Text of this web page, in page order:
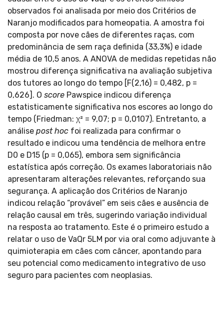
observados foi analisada por meio dos Critérios de
Naranjo modificados para homeopatia. A amostra foi
composta por nove cães de diferentes raças, com
predominância de sem raça definida (33,3%) e idade
média de 10,5 anos. A ANOVA de medidas repetidas não
mostrou diferença significativa na avaliação subjetiva
dos tutores ao longo do tempo [F(2,16) = 0,482, p =
0,626]. O score Pawspice indicou diferença
estatisticamente significativa nos escores ao longo do
tempo (Friedman: χ² = 9,07; p = 0,0107). Entretanto, a
análise post hoc foi realizada para confirmar o
resultado e indicou uma tendência de melhora entre
D0 e D15 (p = 0,065), embora sem significância
estatística após correção. Os exames laboratoriais não
apresentaram alterações relevantes, reforçando sua
segurança. A aplicação dos Critérios de Naranjo
indicou relação “provável” em seis cães e ausência de
relação causal em três, sugerindo variação individual
na resposta ao tratamento. Este é o primeiro estudo a
relatar o uso de VaQr 5LM por via oral como adjuvante à
quimioterapia em cães com câncer, apontando para
seu potencial como medicamento integrativo de uso
seguro para pacientes com neoplasias.